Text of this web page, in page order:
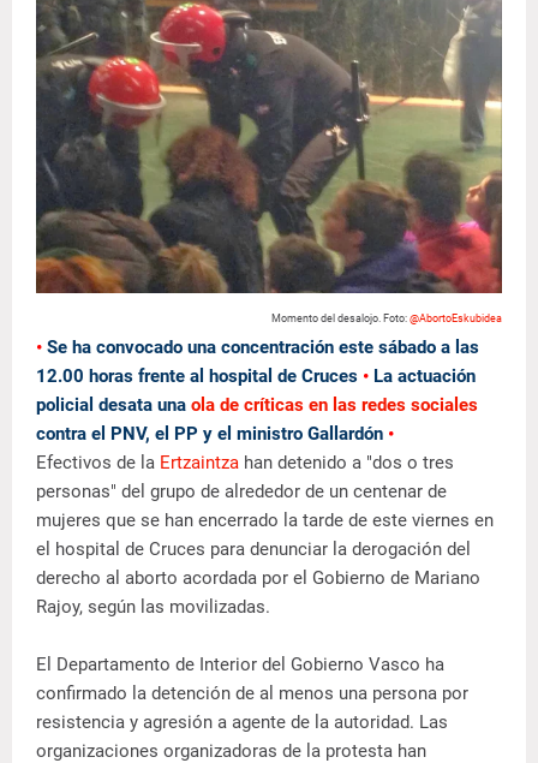
Momento del desalojo. Foto: @AbortoEskubidea
• Se ha convocado una concentración este sábado a las
12.00 horas frente al hospital de Cruces • La actuación
policial desata una ola de críticas en las redes sociales
contra el PNV, el PP y el ministro Gallardón •
Efectivos de la Ertzaintza han detenido a "dos o tres
personas" del grupo de alrededor de un centenar de
mujeres que se han encerrado la tarde de este viernes en
el hospital de Cruces para denunciar la derogación del
derecho al aborto acordada por el Gobierno de Mariano
Rajoy, según las movilizadas.
El Departamento de Interior del Gobierno Vasco ha
confirmado la detención de al menos una persona por
resistencia y agresión a agente de la autoridad. Las
organizaciones organizadoras de la protesta han